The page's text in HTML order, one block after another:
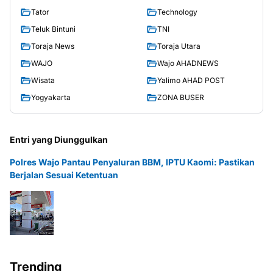
Tator
Technology
Teluk Bintuni
TNI
Toraja News
Toraja Utara
WAJO
Wajo AHADNEWS
Wisata
Yalimo AHAD POST
Yogyakarta
ZONA BUSER
Entri yang Diunggulkan
Polres Wajo Pantau Penyaluran BBM, IPTU Kaomi: Pastikan
Berjalan Sesuai Ketentuan
Trending